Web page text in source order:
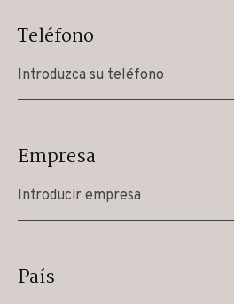
Teléfono
Empresa
País